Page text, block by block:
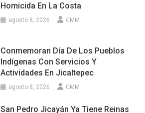
Homicida En La Costa
agosto 8, 2026 CMM
Conmemoran Día De Los Pueblos
Indígenas Con Servicios Y
Actividades En Jicaltepec
agosto 8, 2026 CMM
San Pedro Jicayán Ya Tiene Reinas